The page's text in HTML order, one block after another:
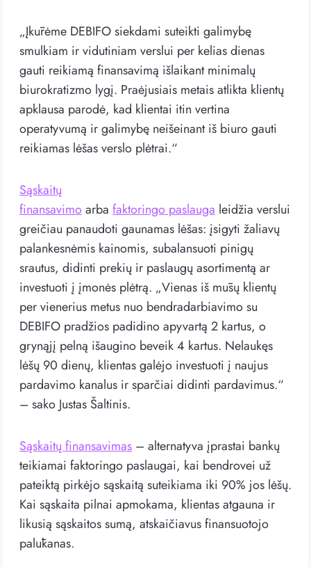
„Įkūrėme DEBIFO siekdami suteikti galimybę
smulkiam ir vidutiniam verslui per kelias dienas
gauti reikiamą finansavimą išlaikant minimalų
biurokratizmo lygį. Praėjusiais metais atlikta klientų
apklausa parodė, kad klientai itin vertina
operatyvumą ir galimybę neišeinant iš biuro gauti
reikiamas lėšas verslo plėtrai.“
Sąskaitų
finansavimoarba faktoringo paslauga leidžia verslui
greičiau panaudoti gaunamas lėšas: įsigyti žaliavų
palankesnėmis kainomis, subalansuoti pinigų
srautus, didinti prekių ir paslaugų asortimentą ar
investuoti į įmonės plėtrą. „Vienas iš mūsų klientų
per vienerius metus nuo bendradarbiavimo su
DEBIFO pradžios padidino apyvartą 2 kartus, o
grynąjį pelną išaugino beveik 4 kartus. Nelaukęs
lėšų 90 dienų, klientas galėjo investuoti į naujus
pardavimo kanalus ir sparčiai didinti pardavimus.“
– sako Justas Šaltinis.
Sąskaitų finansavimas – alternatyva įprastai bankų
teikiamai faktoringo paslaugai, kai bendrovei už
pateiktą pirkėjo sąskaitą suteikiama iki 90% jos lėšų.
Kai sąskaita pilnai apmokama, klientas atgauna ir
likusią sąskaitos sumą, atskaičiavus finansuotojo
palūkanas.